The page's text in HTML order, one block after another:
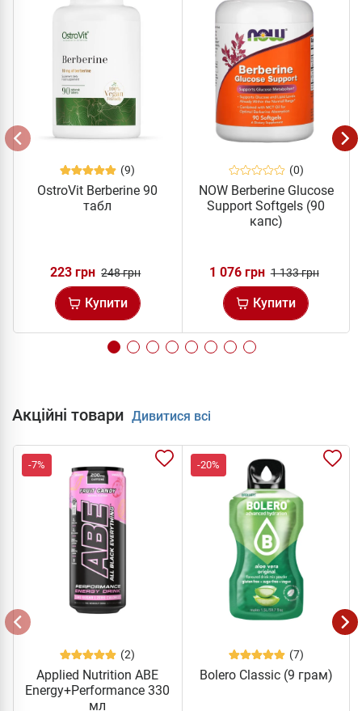
(9)
OstroVit Berberine 90
табл
223 грн 248 грн
Купити
(0)
NOW Berberine Glucose
Support Softgels (90
капс)
1 076 грн 1 133 грн
Купити
Акційні товари Дивитися всі
-7%
(2)
Applied Nutrition ABE
Energy+Performance 330
мл
-20%
(7)
Bolero Classic (9 грам)